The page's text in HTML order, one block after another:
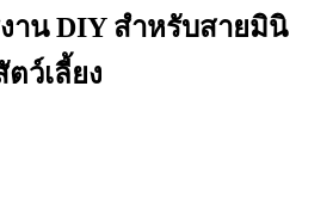
าน DIY สำหรับสายมินิ
ว์เลี้ยง